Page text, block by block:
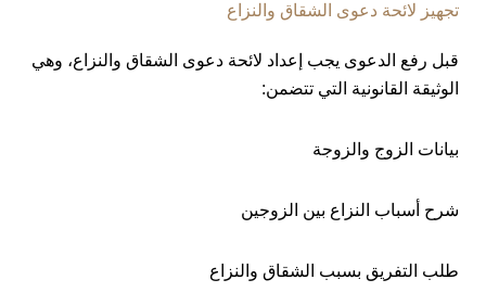
تجهيز لائحة دعوى الشقاق والنزاع
قبل رفع الدعوى يجب إعداد لائحة دعوى الشقاق والنزاع، وهي
الوثيقة القانونية التي تتضمن:
بيانات الزوج والزوجة
شرح أسباب النزاع بين الزوجين
طلب التفريق بسبب الشقاق والنزاع